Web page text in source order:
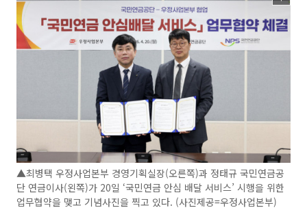
▲최병택 우정사업본부 경영기획실장(오른쪽)과 정태규 국민연금공
단 연금이사(왼쪽)가 20일 ‘국민연금 안심 배달 서비스’ 시행을 위한
업무협약을 맺고 기념사진을 찍고 있다. (사진제공=우정사업본부)